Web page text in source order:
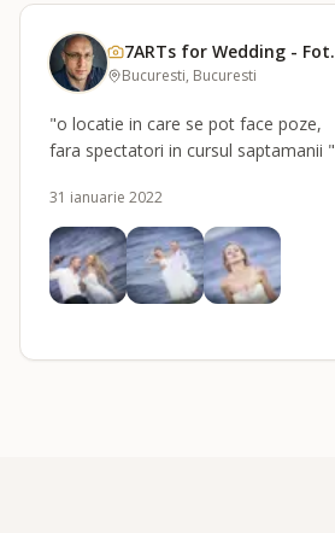
7ARTs
Bucuresti, Bucuresti
"o locatie in care se pot face poze,
fara spectatori in cursul saptamanii "
31 ianuarie 2022